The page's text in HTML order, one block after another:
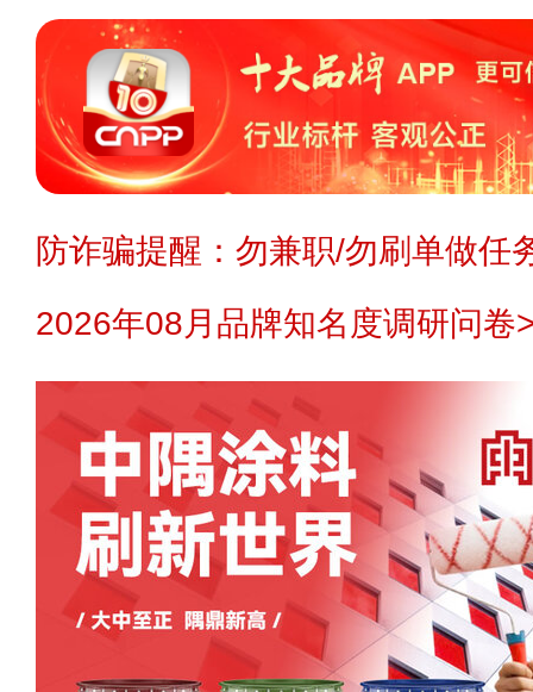
察，降低投资风险。您在代理/投资
业可能不开放代理/投资/开店，如您
题、代理费用、流程、详情等任何信
理/投资前与企业沟通确认。
免责声明： 本站不生产产品，不提
理，不招商，不提供中介服务，更
页面信息仅供参考和借鉴。
隐私制度： 您的代理信息需要对应
何第三方包括网站本身均不可见和
加密存储加密传送先进技术，确保
障用户信息安全，若有异议您可以
过到品牌官网咨询或者其他方式渠
代理信息如不想被企业再联系您可
防诈骗提醒：勿兼职/勿刷单做任
2026年08月品牌知名度调研问卷